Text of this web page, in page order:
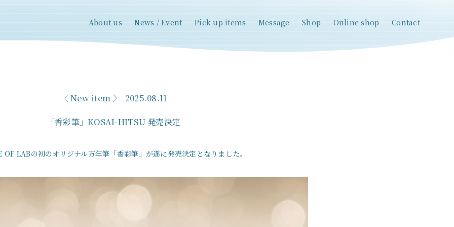
About us News / Event Pick up items Message Shop Online shop Contact
New item 2025.08.11
「香彩筆」KOSAI-HITSU 発売決定
OF LABの初のオリジナル万年筆「香彩筆」が遂に発売決定となりました。